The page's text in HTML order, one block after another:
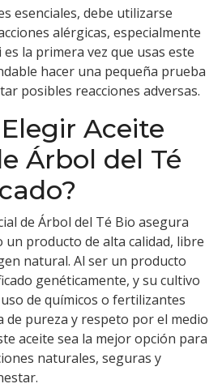
esenciales, debe utilizarse
alérgicas, especialmente
es la primera vez que usas este
hacer una pequeña prueba
posibles reacciones adversas.
Aceite
Árbol del Té
de Árbol del Té Bio asegura
producto de alta calidad, libre
natural. Al ser un producto
genéticamente, y su cultivo
de químicos o fertilizantes
de pureza y respeto por el medio
aceite sea la mejor opción para
naturales, seguras y